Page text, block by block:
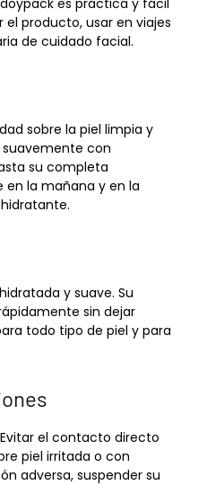
el producto, usar en viajes
de cuidado facial.
sobre la piel limpia y
suavemente con
su completa
en la mañana y en la
y suave. Su
sin dejar
todo tipo de piel y para
el contacto directo
piel irritada o con
adversa, suspender su